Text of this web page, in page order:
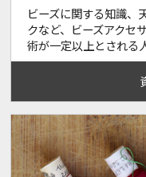
ビーズに関する知識、
クなど、ビーズアクセ
術が一定以上とされる